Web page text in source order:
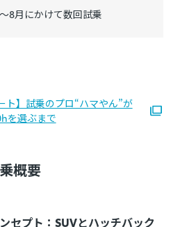
8月にかけて数回試乗
ト】試乗のプロ“ハマやん”が
を選ぶまで
概要
セプト：SUVとハッチバック